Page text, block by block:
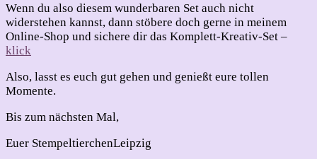
Wenn du also diesem wunderbaren Set auch nicht
widerstehen kannst, dann stöbere doch gerne in meinem
Online-Shop und sichere dir das Komplett-Kreativ-Set –
klick
Also, lasst es euch gut gehen und genießt eure tollen
Momente.
Bis zum nächsten Mal,
Euer StempeltierchenLeipzig